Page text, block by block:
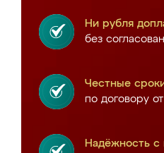
Ни рубля
без
Честные
по договору
Надёжность с